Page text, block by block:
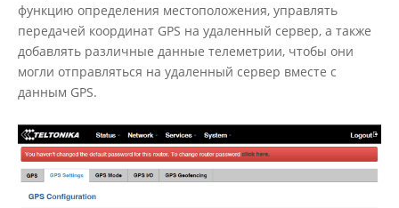
функцию определения местоположения, управлять
передачей координат GPS на удаленный сервер, а также
добавлять различные данные телеметрии, чтобы они
могли отправляться на удаленный сервер вместе с
данным GPS.